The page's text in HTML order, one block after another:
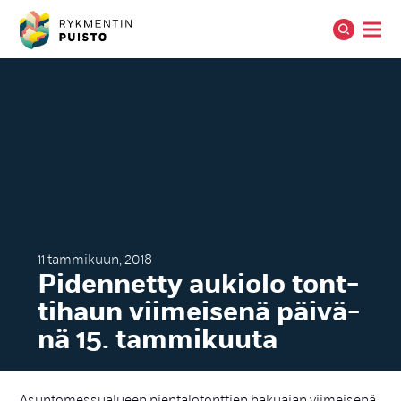
11 tammikuun, 2018
Pi­den­net­ty au­kio­lo tont­
ti­haun vii­mei­se­nä päi­vä­
nä 15. tam­mi­kuu­ta